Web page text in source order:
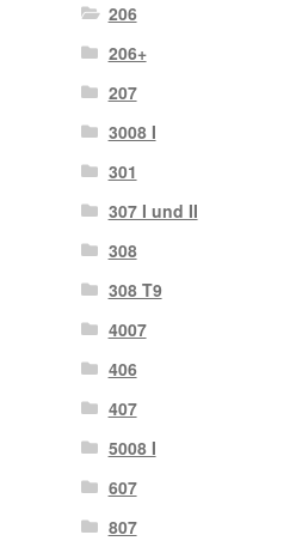
206
206+
207
3008 I
301
307 I und II
308
308 T9
4007
406
407
5008 I
607
807